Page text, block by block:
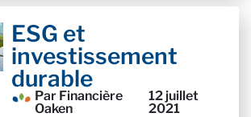
ESG et
investissement
durable
Par Financière
Oaken
12 juillet
2021